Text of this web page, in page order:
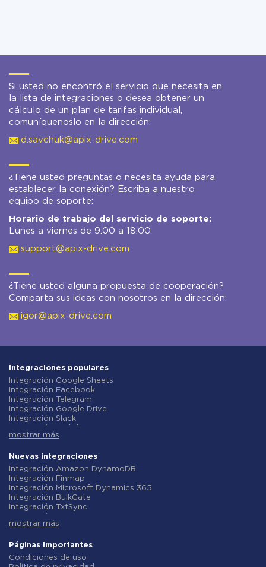
Si usted no encontró el servicio que necesita en
la lista de integraciones o desea obtener un
cálculo de un plan de tarifas individual,
comuníquenoslo en la dirección:
d.savchuk@apix-drive.com
¿Tiene usted preguntas o necesita ayuda para
establecer la conexión? Escriba a nuestro
equipo de soporte:
Horario de trabajo del servicio de soporte:
Lunes a viernes de 9:00 a 18:00
support@apix-drive.com
¿Tiene usted alguna propuesta de cooperación?
Comparta sus ideas con nosotros en la dirección:
igor@apix-drive.com
Integraciones populares
Integración Google Sheets
Integración Facebook
Integración Telegram
Integración Google Drive
Integración Slack
Integración Gmail
Integración ClickUp
Integración Airtable
Integración Google Contacts
Integración OpenAI (ChatGPT)
Integración Instagram
Integración ActiveCampaign
Integración Typeform
Integración Salesforce CRM
Integración Notion
Integración AWeber
mostrar más
Nuevas integraciones
Integración Amazon DynamoDB
Integración Finmap
Integración Microsoft Dynamics 365
Integración BulkGate
Integración TxtSync
Integración Corezoid
Integración Instasent
Integración AtomPark
Integración TXTImpact
mostrar más
Páginas importantes
Condiciones de uso